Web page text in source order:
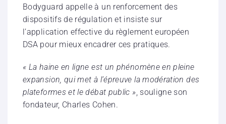
Bodyguard appelle à un renforcement des
dispositifs de régulation et insiste sur
l’application effective du règlement européen
DSA pour mieux encadrer ces pratiques.
« La haine en ligne est un phénomène en pleine
expansion, qui met à l’épreuve la modération des
plateformes et le débat public », souligne son
fondateur, Charles Cohen.